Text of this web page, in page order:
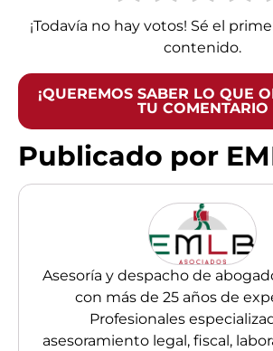
¡Todavía no hay votos! Sé el
contenido.
¡QUEREMOS SABER LO QUE
TU COMENTARIO
Publicado por
Asesoría y despacho de
con más de 25 años de
Profesionales
asesoramiento legal, fiscal,